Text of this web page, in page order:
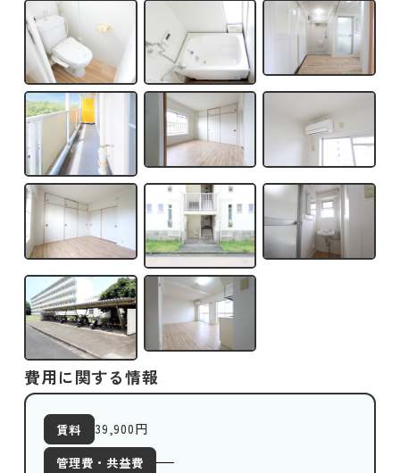
費用に関する情報
賃料 39,900円
管理費・共益費